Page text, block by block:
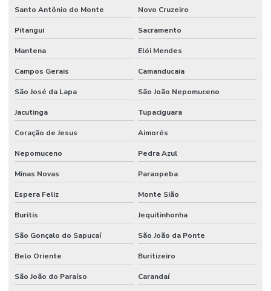
Santo Antônio do Monte Novo Cruzeiro
Pitangui Sacramento
Mantena Elói Mendes
Campos Gerais Camanducaia
São José da Lapa São João Nepomuceno
Jacutinga Tupaciguara
Coração de Jesus Aimorés
Nepomuceno Pedra Azul
Minas Novas Paraopeba
Espera Feliz Monte Sião
Buritis Jequitinhonha
São Gonçalo do Sapucaí São João da Ponte
Belo Oriente Buritizeiro
São João do Paraíso Carandaí